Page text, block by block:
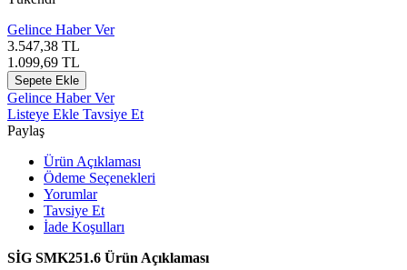
Gelince Haber Ver
3.547,38 TL
1.099,69 TL
Sepete Ekle
Gelince Haber Ver
Listeye Ekle Tavsiye Et
Paylaş
Ürün Açıklaması
Ödeme Seçenekleri
Yorumlar
Tavsiye Et
İade Koşulları
SİG SMK251.6 Ürün Açıklaması